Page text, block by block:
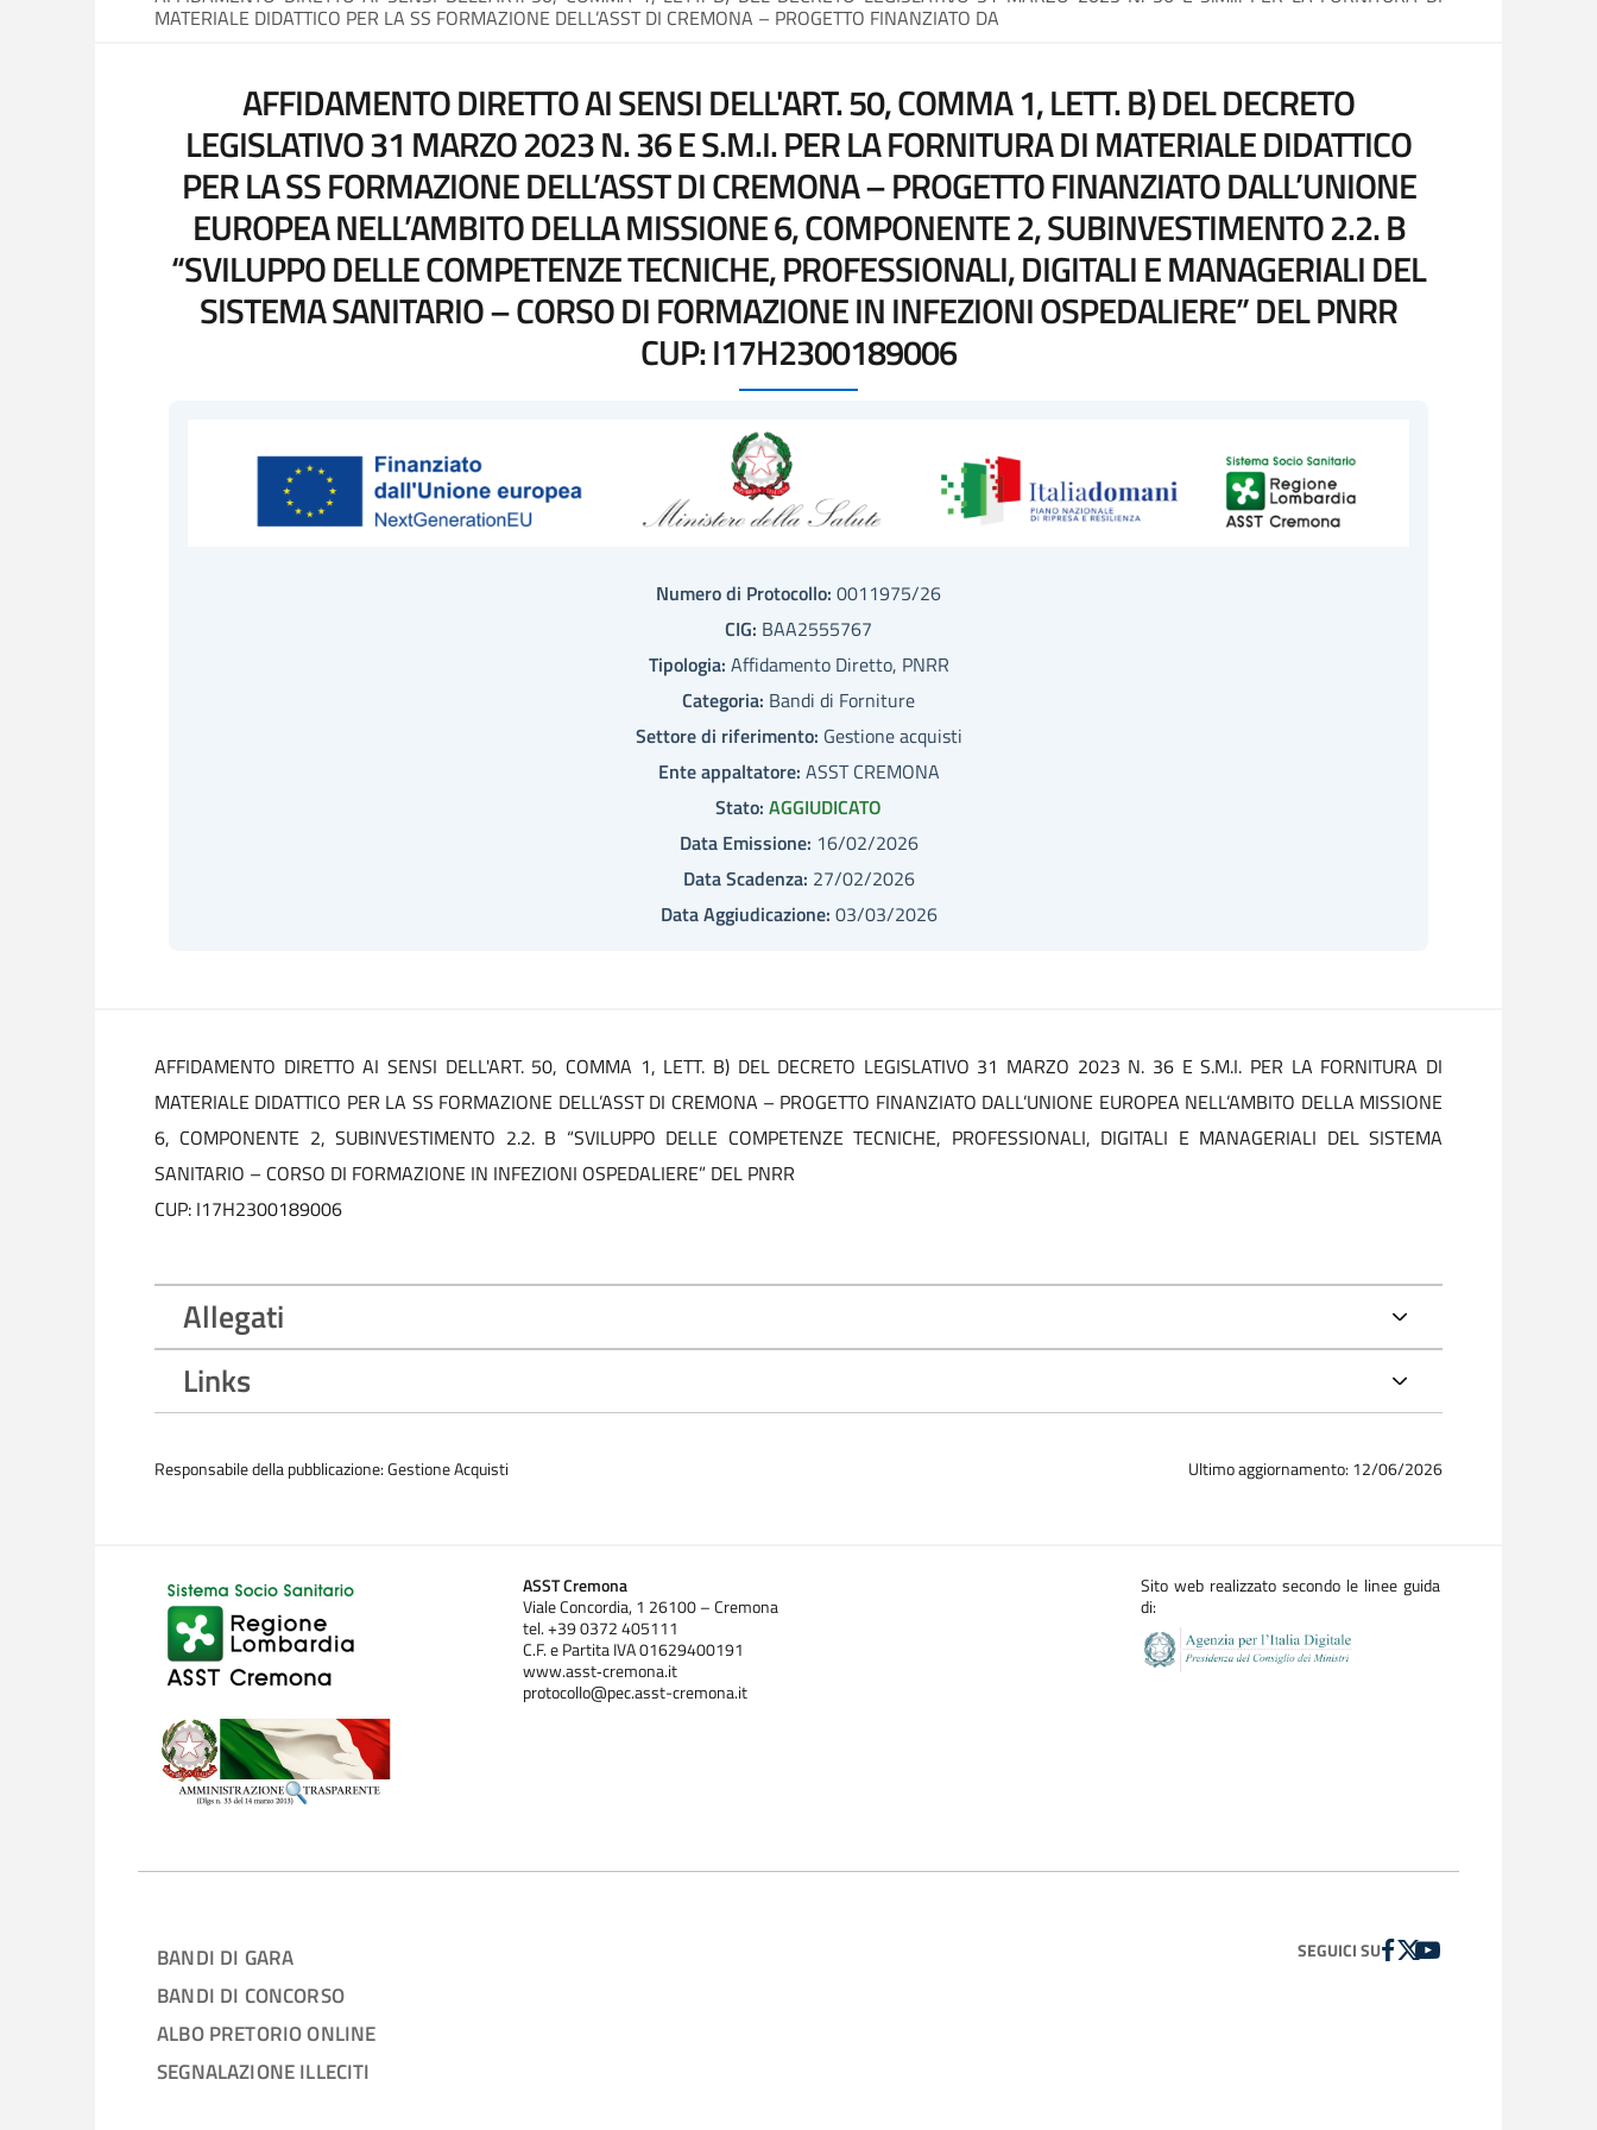
MATERIALE DIDATTICO PER LA SS FORMAZIONE DELL’ASST DI CREMONA – PROGETTO FINANZIATO DA
AFFIDAMENTO DIRETTO AI SENSI DELL'ART. 50, COMMA 1, LETT. B) DEL DECRETO
LEGISLATIVO 31 MARZO 2023 N. 36 E S.M.I. PER LA FORNITURA DI MATERIALE DIDATTICO
PER LA SS FORMAZIONE DELL’ASST DI CREMONA – PROGETTO FINANZIATO DALL’UNIONE
EUROPEA NELL’AMBITO DELLA MISSIONE 6, COMPONENTE 2, SUBINVESTIMENTO 2.2. B
“SVILUPPO DELLE COMPETENZE TECNICHE, PROFESSIONALI, DIGITALI E MANAGERIALI DEL
SISTEMA SANITARIO – CORSO DI FORMAZIONE IN INFEZIONI OSPEDALIERE” DEL PNRR
CUP: I17H2300189006
Numero di Protocollo: 0011975/26
CIG: BAA2555767
Tipologia: Affidamento Diretto, PNRR
Categoria: Bandi di Forniture
Settore di riferimento: Gestione acquisti
Ente appaltatore: ASST CREMONA
Stato: AGGIUDICATO
Data Emissione: 16/02/2026
Data Scadenza: 27/02/2026
Data Aggiudicazione: 03/03/2026
AFFIDAMENTO DIRETTO AI SENSI DELL'ART. 50, COMMA 1, LETT. B) DEL DECRETO LEGISLATIVO 31 MARZO 2023 N. 36 E S.M.I. PER LA FORNITURA DI
MATERIALE DIDATTICO PER LA SS FORMAZIONE DELL’ASST DI CREMONA – PROGETTO FINANZIATO DALL’UNIONE EUROPEA NELL’AMBITO DELLA MISSIONE
6, COMPONENTE 2, SUBINVESTIMENTO 2.2. B “SVILUPPO DELLE COMPETENZE TECNICHE, PROFESSIONALI, DIGITALI E MANAGERIALI DEL SISTEMA
SANITARIO – CORSO DI FORMAZIONE IN INFEZIONI OSPEDALIERE” DEL PNRR
CUP: I17H2300189006
Allegati
Links
Responsabile della pubblicazione: Gestione Acquisti Ultimo aggiornamento: 12/06/2026
ASST Cremona
Viale Concordia, 1 26100 – Cremona
tel. +39 0372 405111
C.F. e Partita IVA 01629400191
www.asst‐cremona.it
protocollo@pec.asst-cremona.it
Sito web realizzato secondo le linee guida
di:
BANDI DI GARA
BANDI DI CONCORSO
ALBO PRETORIO ONLINE
SEGNALAZIONE ILLECITI
SEGUICI SUFACEBOOK
TWITTER
YOUTUBE